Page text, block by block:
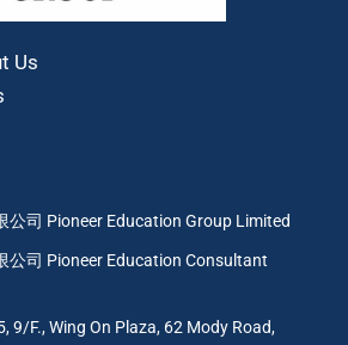
Us
公司 Pioneer Education Group Limited
公司 Pioneer Education Consultant
9/F., Wing On Plaza, 62 Mody Road,